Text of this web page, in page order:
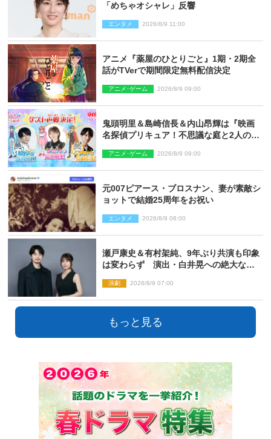
「めちゃオシャレ」反響
エンタメ 2026/8/9 11:00
アニメ『薬屋のひとりごと』1期・2期全
話がTVerで期間限定無料配信決定
アニメ･ゲーム 2026/8/9 09:00
鬼頭明里＆島崎信長＆内山昂輝は『映画
名探偵プリキュア！不思議な庭と2人の秘
アニメ･ゲーム 2026/8/9 09:00
元007ピアース・ブロスナン、妻が素敵シ
ョットで結婚25周年をお祝い
エンタメ 2026/8/9 08:00
瀬戸康史＆有村架純、9年ぶり共演も印象
は変わらず 演出・白井晃への絶大なる
演劇 2026/8/9 07:00
もっと見る